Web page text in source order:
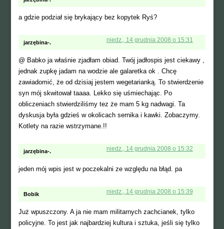
a gdzie podział się brykający bez kopytek Ryś?
jarzębina-. niedz., 14 grudnia 2008 o 15:31
@ Babko ja właśnie zjadłam obiad. Twój jadłospis jest ciekawy ,
jednak zupkę jadam na wodzie ale galaretka ok . Chcę
zawiadomić, że od dzisiaj jestem wegetarianką. To stwierdzenie
syn mój skwitował taaaa. Lekko się uśmiechając. Po
obliczeniach stwierdziliśmy tez że mam 5 kg nadwagi. Ta
dyskusja była gdzieś w okolicach sernika i kawki. Zobaczymy.
Kotlety na razie wstrzymane.!!
jarzębina-. niedz., 14 grudnia 2008 o 15:32
jeden mój wpis jest w poczekalni ze względu na błąd. pa
Bobik niedz., 14 grudnia 2008 o 15:39
Już wpuszczony. A ja nie mam militarnych zachcianek, tylko
policyjne. To jest jak najbardziej kultura i sztuka, jeśli się tylko